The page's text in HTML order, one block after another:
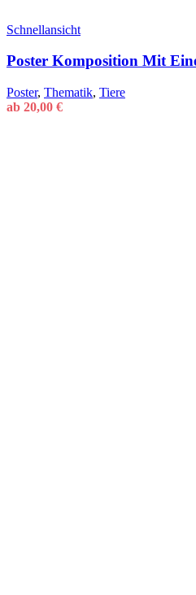
Schnellansicht
Poster Komposition Mit
Poster, Thematik, Tiere
ab 20,00 €